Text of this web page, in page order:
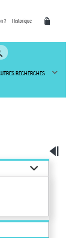
? Historique
RECHERCHES